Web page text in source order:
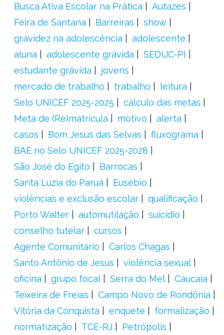
Busca Ativa Escolar na Prática
Autazes
Feira de Santana
Barreiras
show
gravidez na adolescência
adolescente
aluna
adolescente grávida
SEDUC-PI
estudante grávida
jovens
mercado de trabalho
trabalho
leitura
Selo UNICEF 2025-2025
cálculo das metas
Meta de (Re)matrícula
motivo
alerta
casos
Bom Jesus das Selvas
fluxograma
BAE no Selo UNICEF 2025-2028
São José do Egito
Barrocas
Santa Luzia do Paruá
Eusébio
violências e exclusão escolar
qualificação
Porto Walter
automutilação
suicídio
conselho tutelar
cursos
Agente Comunitário
Carlos Chagas
Santo Antônio de Jesus
violência sexual
oficina
grupo focal Serra do Mel
Caucaia
Teixeira de Freias
Campo Novo de Rondônia
Vitória da Conquista
enquete
formalização
normatização
TCE-RJ
Petrópolis